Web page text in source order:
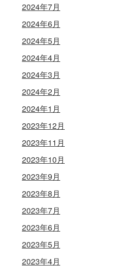
2024年7月
2024年6月
2024年5月
2024年4月
2024年3月
2024年2月
2024年1月
2023年12月
2023年11月
2023年10月
2023年9月
2023年8月
2023年7月
2023年6月
2023年5月
2023年4月